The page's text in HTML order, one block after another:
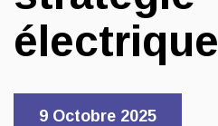
électrique
9 Octobre 2025